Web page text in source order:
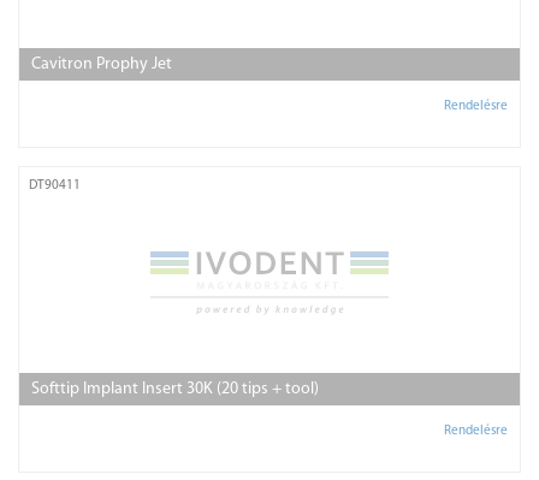
Cavitron Prophy Jet
Rendelésre
DT90411
Softtip Implant Insert 30K (20 tips + tool)
Rendelésre